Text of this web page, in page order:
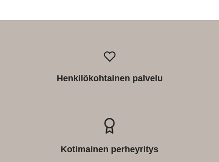
Henkilökohtainen palvelu
Kotimainen perheyritys